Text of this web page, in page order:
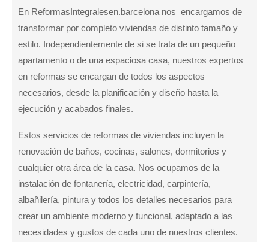
En ReformasIntegralesen.barcelona nos encargamos de
transformar por completo viviendas de distinto tamaño y
estilo. Independientemente de si se trata de un pequeño
apartamento o de una espaciosa casa, nuestros expertos
en reformas se encargan de todos los aspectos
necesarios, desde la planificación y diseño hasta la
ejecución y acabados finales.
Estos servicios de reformas de viviendas incluyen la
renovación de baños, cocinas, salones, dormitorios y
cualquier otra área de la casa. Nos ocupamos de la
instalación de fontanería, electricidad, carpintería,
albañilería, pintura y todos los detalles necesarios para
crear un ambiente moderno y funcional, adaptado a las
necesidades y gustos de cada uno de nuestros clientes.